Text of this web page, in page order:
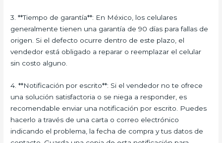
3. **Tiempo de garantía**: En México, los celulares
generalmente tienen una garantía de 90 días para fallas de
origen. Si el defecto ocurre dentro de este plazo, el
vendedor está obligado a reparar o reemplazar el celular
sin costo alguno.
4. **Notificación por escrito**: Si el vendedor no te ofrece
una solución satisfactoria o se niega a responder, es
recomendable enviar una notificación por escrito. Puedes
hacerlo a través de una carta o correo electrónico
indicando el problema, la fecha de compra y tus datos de